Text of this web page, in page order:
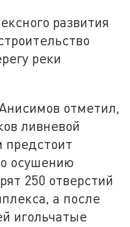
развития
реки
отметил,
ливневой
предстоит
осушению
250 отверстий
а после
игольчатые